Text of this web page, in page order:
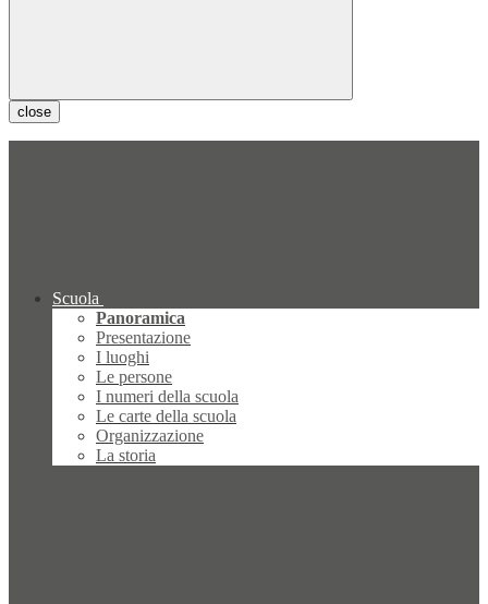
close
Scuola
Panoramica
Presentazione
I luoghi
Le persone
I numeri della scuola
Le carte della scuola
Organizzazione
La storia